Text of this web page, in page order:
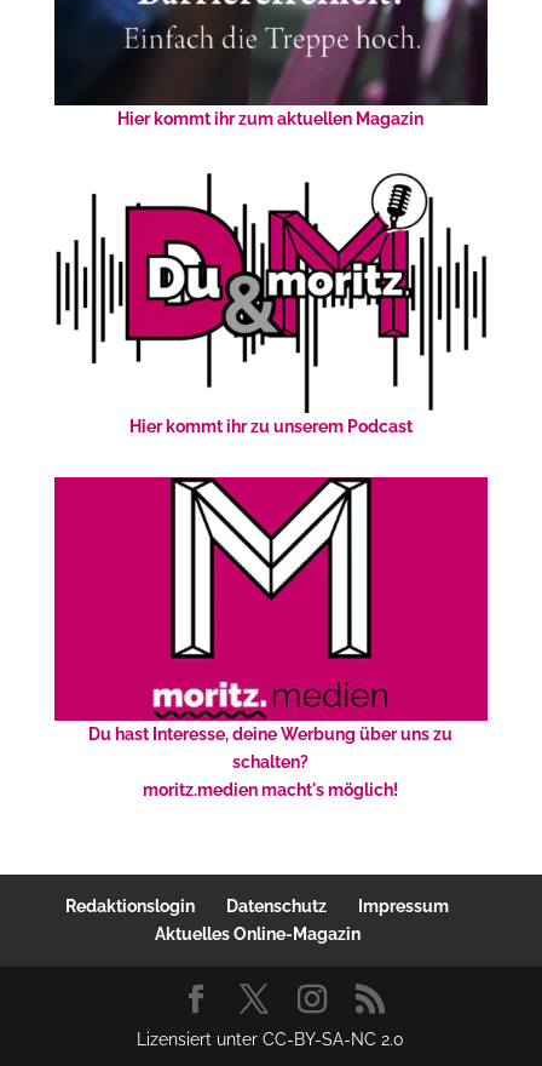
Hier kommt ihr zum aktuellen Magazin
Hier kommt ihr zu unserem Podcast
Du hast Interesse, deine Werbung über uns zu
schalten?
moritz.medien macht's möglich!
Redaktionslogin Datenschutz
Impressum
Aktuelles Online-Magazin
Lizensiert unter CC-BY-SA-NC 2.0